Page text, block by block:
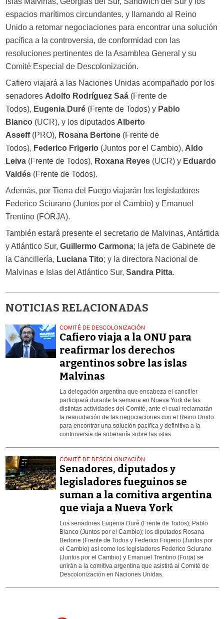
espacios marítimos circundantes, y llamando al Reino
Unido a retomar negociaciones para encontrar una solución
pacífica a la controversia, de conformidad con las
resoluciones pertinentes de la Asamblea General y su
Comité Especial de Descolonización.
Cafiero viajará a las Naciones Unidas acompañado por los
senadores Adolfo Rodríguez Saá(Frente de
Todos), Eugenia Duré(Frente de Todos) y Pablo
Blanco(UCR), y los diputados Alberto
Asseff(PRO), Rosana Bertone(Frente de
Todos), Federico Frigerio(Juntos por el Cambio), Aldo
Leiva(Frente de Todos), Roxana Reyes(UCR) y Eduardo
Valdés(Frente de Todos).
Además, por Tierra del Fuego viajarán los legisladores
Federico Sciurano (Juntos por el Cambio) y Emanuel
Trentino (FORJA).
También estará presente el secretario de Malvinas, Antártida
y Atlántico Sur, Guillermo Carmona; la jefa de Gabinete de
la Cancillería, Luciana Tito; y la directora Nacional de
Malvinas e Islas del Atlántico Sur, Sandra Pitta.
NOTICIAS RELACIONADAS
COMITÉ DE DESCOLONIZACIÓN
Cafiero viaja a la ONU para
reafirmar los derechos
argentinos sobre las islas
Malvinas
La delegación argentina que encabeza el canciller
participará durante la semana en Nueva York de las
distintas actividades del Comité, ante el cual reclamarán
la reanudación de las negociaciones con el Reino Unido
para encontrar una solución pacífica y definitiva a la
controversia de soberanía sobre las islas.
COMITÉ DE DESCOLONIZACIÓN
Senadores, diputados y
legisladores fueguinos se
suman a la comitiva argentina
que viaja a Nueva York
Los senadores Eugenia Duré (Frente de Todos); Pablo
Blanco (Juntos por el Cambio); los diputados Rosana
Bertone (Frente de Todos y Federico Frigerio (Juntos por
el Cambio) así como los legisladores Federico Sciurano
(Juntos por el Cambio) y Emanuel Trentino (Forja) se
unirán a la comitiva argentina que asistirá al Comité de
Descolonización en Naciones Unidas.